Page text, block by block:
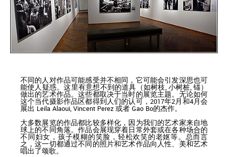
不同的人对作品可能感受并不相同，它可能会引发深思也可
能使人疑惑。这里有意想不到的道具（如树枝, 小树桩, 锚）
做出的艺术作品。这些都取决于当时的展览主题。无论如何
这个当代摄影作品区都得到人们的认可，2017年2月和4月会
展出 Leila Alaoui, Vincent Perez 或者 Gao Bo的杰作。
大多数展览的作品都比较多样化，因为我们的艺术家来自地
球上的不同角落。作品会展现穿着日常外套或在各种场合的
不同妇女，孩子模糊的笑脸，轻松欢笑的老妪等。总而言
之，这一切都通过不同的照片和艺术作品向人性、美和艺术
唱出了颂歌。